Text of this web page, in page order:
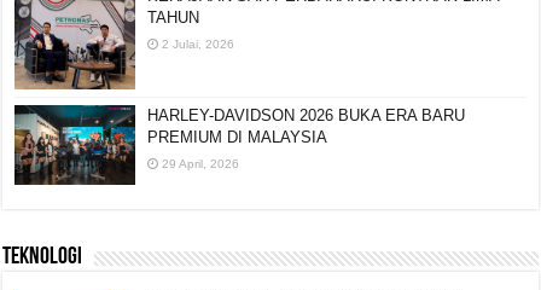
TAHUN
2 Julai, 2026
HARLEY-DAVIDSON 2026 BUKA ERA BARU
PREMIUM DI MALAYSIA
29 April, 2026
TEKNOLOGI